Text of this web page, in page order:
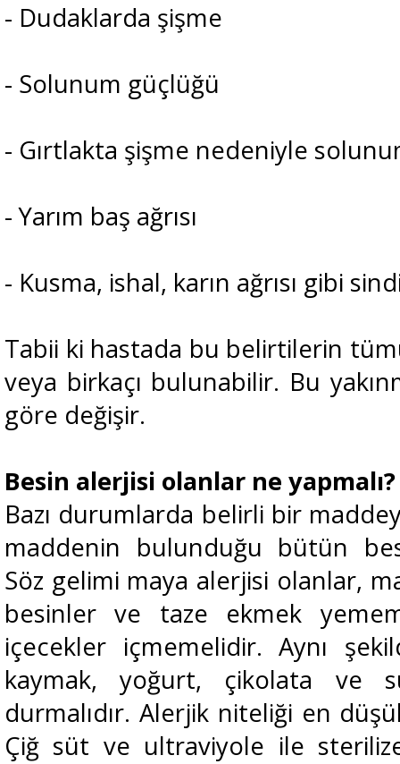
- Dudaklarda şişme
- Solunum güçlüğü
- Gırtlakta şişme nedeniyle
- Yarım baş ağrısı
- Kusma, ishal, karın ağrısı gibi
Tabii ki hastada bu belirtilerin
veya birkaçı bulunabilir. Bu
göre değişir.
Besin alerjisi olanlar ne yapmalı?
Bazı durumlarda belirli bir
maddenin bulunduğu bütün
Söz gelimi maya alerjisi olanlar,
besinler ve taze ekmek
içecekler içmemelidir. Aynı
kaymak, yoğurt, çikolata ve
durmalıdır. Alerjik niteliği en
Çiğ süt ve ultraviyole ile